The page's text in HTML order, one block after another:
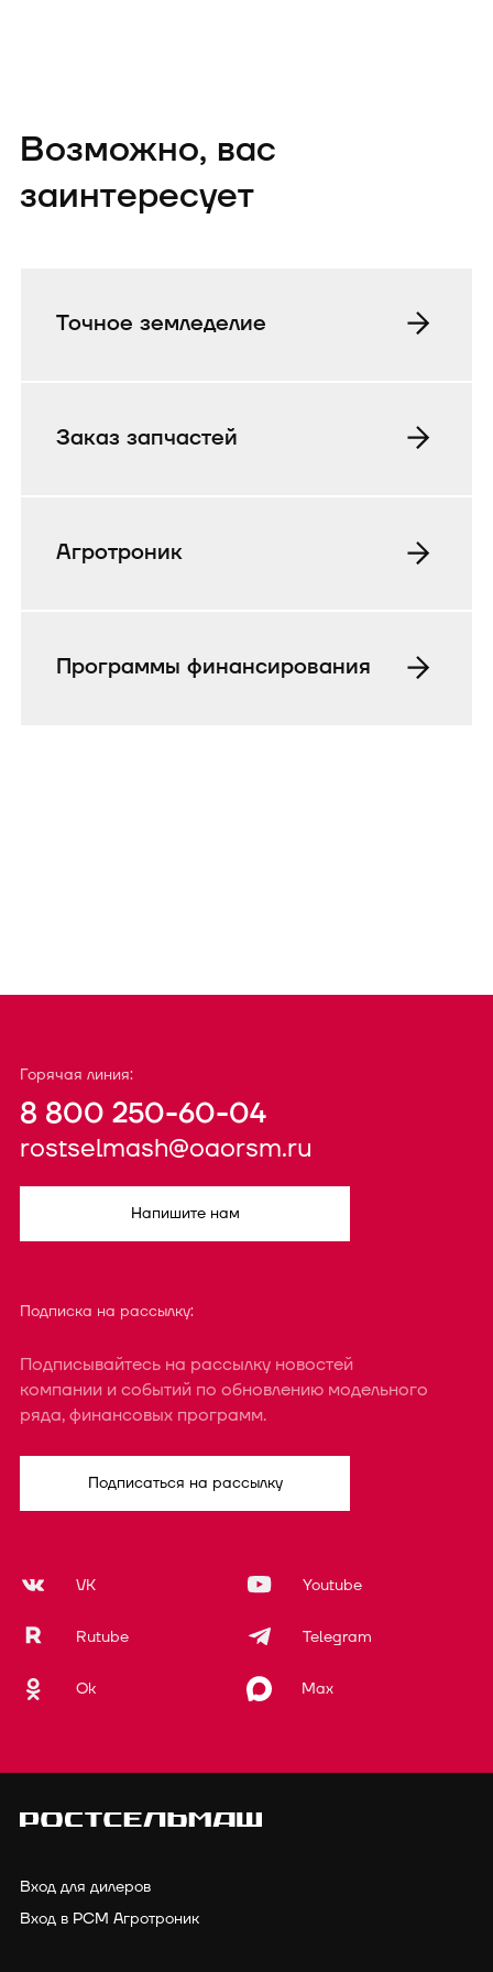
Возможно, вас
заинтересует
Точное земледелие
Заказ запчастей
Агротроник
Программы финансирования
Горячая линия:
8 800 250-60-04
rostselmash@oaorsm.ru
Напишите нам
Подписка на рассылку:
Подписывайтесь на рассылку новостей
компании и событий по обновлению модельного
ряда, финансовых программ.
Подписаться на рассылку
VK Youtube
Rutube Telegram
Ok Max
Вход для дилеров
Вход в РСМ Агротроник